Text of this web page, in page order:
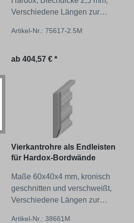
Verschiedene Längen zur
Artikel-Nr.: 75617-2.5M
Regulärer Preis:
ab 404,57 € *
Vierkantrohre als Endleisten
für Hardox-Bordwände
Maße 60x40x4 mm, kronisch
geschnitten und verschweißt,
Verschiedene Längen zur
Artikel-Nr.: 38661M